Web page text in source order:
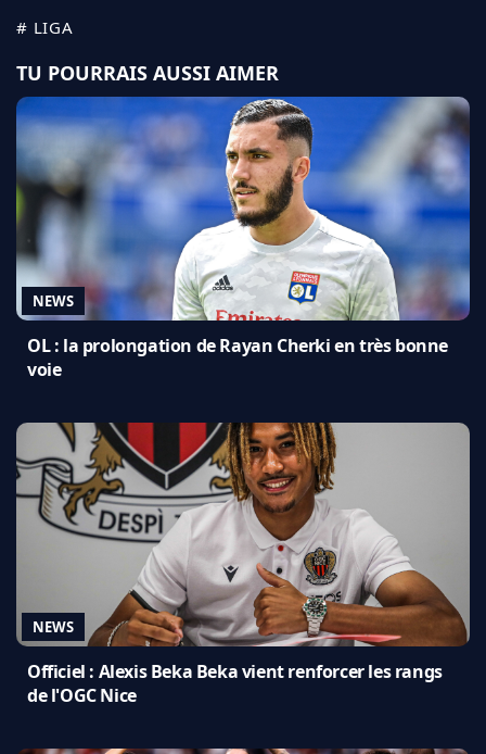
# LIGA
TU POURRAIS AUSSI AIMER
NEWS
OL : la prolongation de Rayan Cherki en très bonne
voie
NEWS
Officiel : Alexis Beka Beka vient renforcer les rangs
de l'OGC Nice